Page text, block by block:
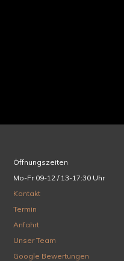
Öffnungszeiten
Mo-Fr 09-12 / 13-17:30 Uhr
Kontakt
Termin
Anfahrt
Unser Team
Google Bewertungen